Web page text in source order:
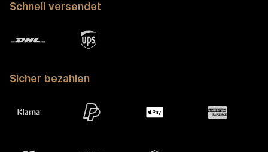
Schnell versendet
Sicher bezahlen